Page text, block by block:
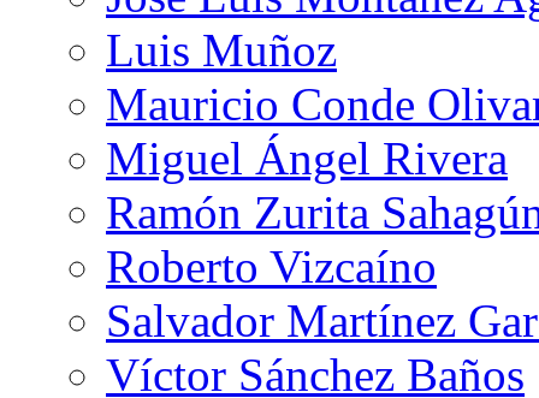
Luis Muñoz
Mauricio Conde
Miguel Ángel Rivera
Ramón Zurita
Roberto Vizcaíno
Salvador Martínez
Víctor Sánchez Baños